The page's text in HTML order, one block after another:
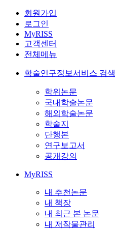
회원가입
로그인
MyRISS
고객센터
전체메뉴
학술연구정보서비스 검색
학위논문
국내학술논문
해외학술논문
학술지
단행본
연구보고서
공개강의
MyRISS
내 추천논문
내 책장
내 최근 본 논문
내 저작물관리